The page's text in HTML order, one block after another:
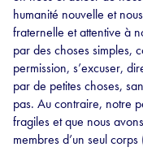
humanité nouvelle et
fraternelle et attentive à
par des choses simples,
permission, s’excuser,
par de petites choses,
pas. Au contraire, notre
fragiles et que nous
membres d’un seul corps